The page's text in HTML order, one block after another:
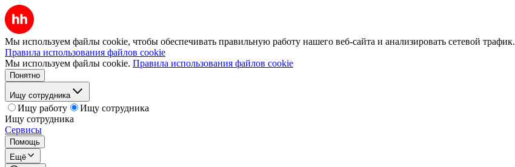
Мы используем файлы cookie, чтобы обеспечивать правильную работу нашего веб-сайта и анализировать сетевой трафик.
Правила использования файлов cookie
Мы используем файлы cookie. Правила использования файлов cookie
Понятно
Ищу сотрудника
Ищу работу
Ищу сотрудника
Ищу сотрудника
Сервисы
Помощь
Ещё